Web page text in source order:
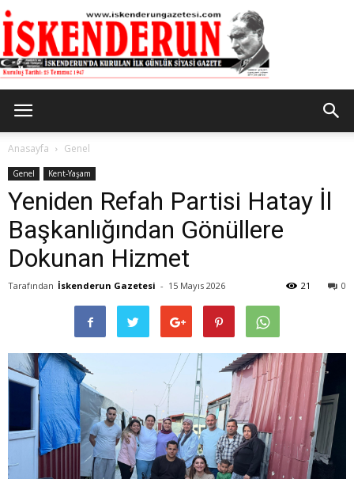
Gazetesi
Anasayfa Genel
Genel Kent-Yaşam
Yeniden Refah Partisi Hatay İl
Başkanlığından Gönüllere
Dokunan Hizmet
Tarafından İskenderun Gazetesi - 15 Mayıs 2026 0
21